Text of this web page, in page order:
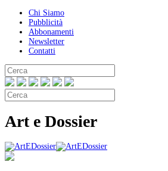
Chi Siamo
Pubblicità
Abbonamenti
Newsletter
Contatti
Art e Dossier